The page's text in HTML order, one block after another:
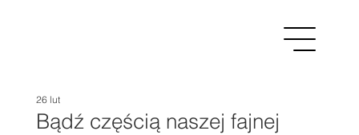
Bądź częścią naszej fajnej
26 lut